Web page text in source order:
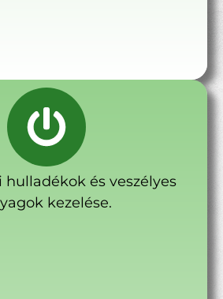
hulladékok és veszélyes
kezelése.